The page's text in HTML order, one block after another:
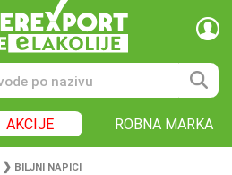
AKCIJE ROBNA MARKA
❯ BILJNI NAPICI